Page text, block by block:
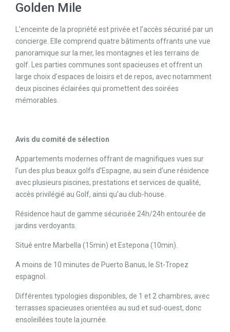
Golden Mile
L’enceinte de la propriété est privée et l’accès sécurisé par un
concierge. Elle comprend quatre bâtiments offrants une vue
panoramique sur la mer, les montagnes et les terrains de
golf. Les parties communes sont spacieuses et offrent un
large choix d’espaces de loisirs et de repos, avec notamment
deux piscines éclairées qui promettent des soirées
mémorables.
Avis du comité de sélection
Appartements modernes offrant de magnifiques vues sur
l’un des plus beaux golfs d’Espagne, au sein d’une résidence
avec plusieurs piscines, prestations et services de qualité,
accès privilégié au Golf, ainsi qu’au club-house.
Résidence haut de gamme sécurisée 24h/24h entourée de
jardins verdoyants.
Situé entre Marbella (15min) et Estepona (10min).
A moins de 10 minutes de Puerto Banus, le St-Tropez
espagnol.
Différentes typologies disponibles, de 1 et 2 chambres, avec
terrasses spacieuses orientées au sud et sud-ouest, donc
ensoleillées toute la journée.